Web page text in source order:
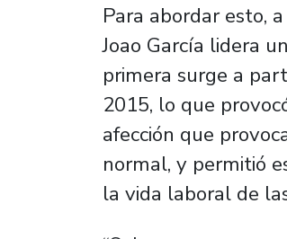
Para abordar esto,
Joao García lidera
primera surge a
2015, lo que
afección que
normal, y permitió
la vida laboral de